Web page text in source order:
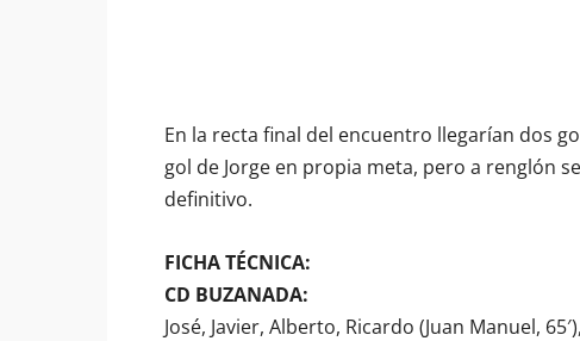
En la recta final del encuentro llegarían dos
gol de Jorge en propia meta, pero a renglón
definitivo.
FICHA TÉCNICA:
CD BUZANADA:
José, Javier, Alberto, Ricardo (Juan Manuel,